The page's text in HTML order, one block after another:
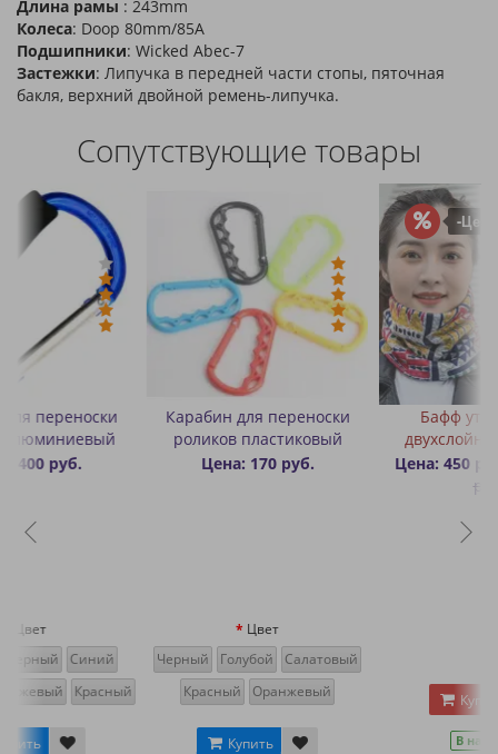
Длина рамы : 243mm
Колеса: Doop 80mm/85A
Подшипники: Wicked Abec-7
Застежки: Липучка в передней части стопы, пяточная
бакля, верхний двойной ремень-липучка.
Сопутствующие товары
Карабин для переноски
роликов пластиковый
Цена: 170 руб.
Черный
Голубой
Салатовый
Красный
Оранжевый
-Цена: 150 руб.
Бафф утепленный
двухслойный цветной
Цена: 450 руб.
Цена: 600